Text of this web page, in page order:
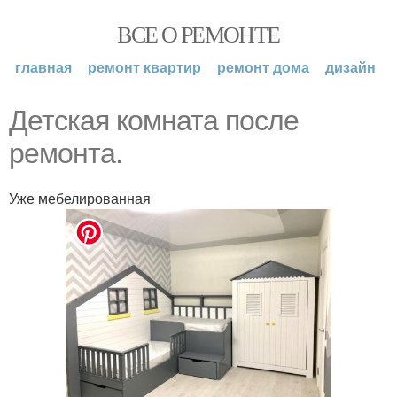
ВСЕ О РЕМОНТЕ
главная ремонт квартир ремонт дома дизайн
Детская комната после
ремонта.
Уже мебелированная